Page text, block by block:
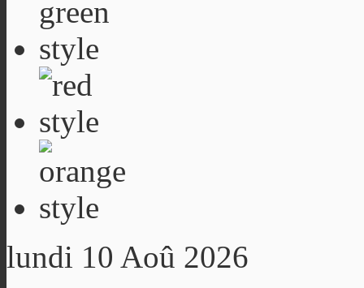
lundi 10 Aoû 2026